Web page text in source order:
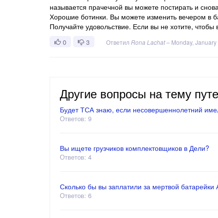
называется прачечной вы можете постирать и
Хорошие ботинки. Вы можете изменить вечером в
Получайте удовольствие. Если вы не хотите,
0 3 Ответил Rona Lachat– Monday,
Другие вопросы на тему
Будет ТСА знаю, если несовершеннолетний
Ответов: 9
Вы ищете грузчиков комплектовщиков в Дели?
Ответов: 4
Сколько бы вы заплатили за мертвой
Ответов: 6